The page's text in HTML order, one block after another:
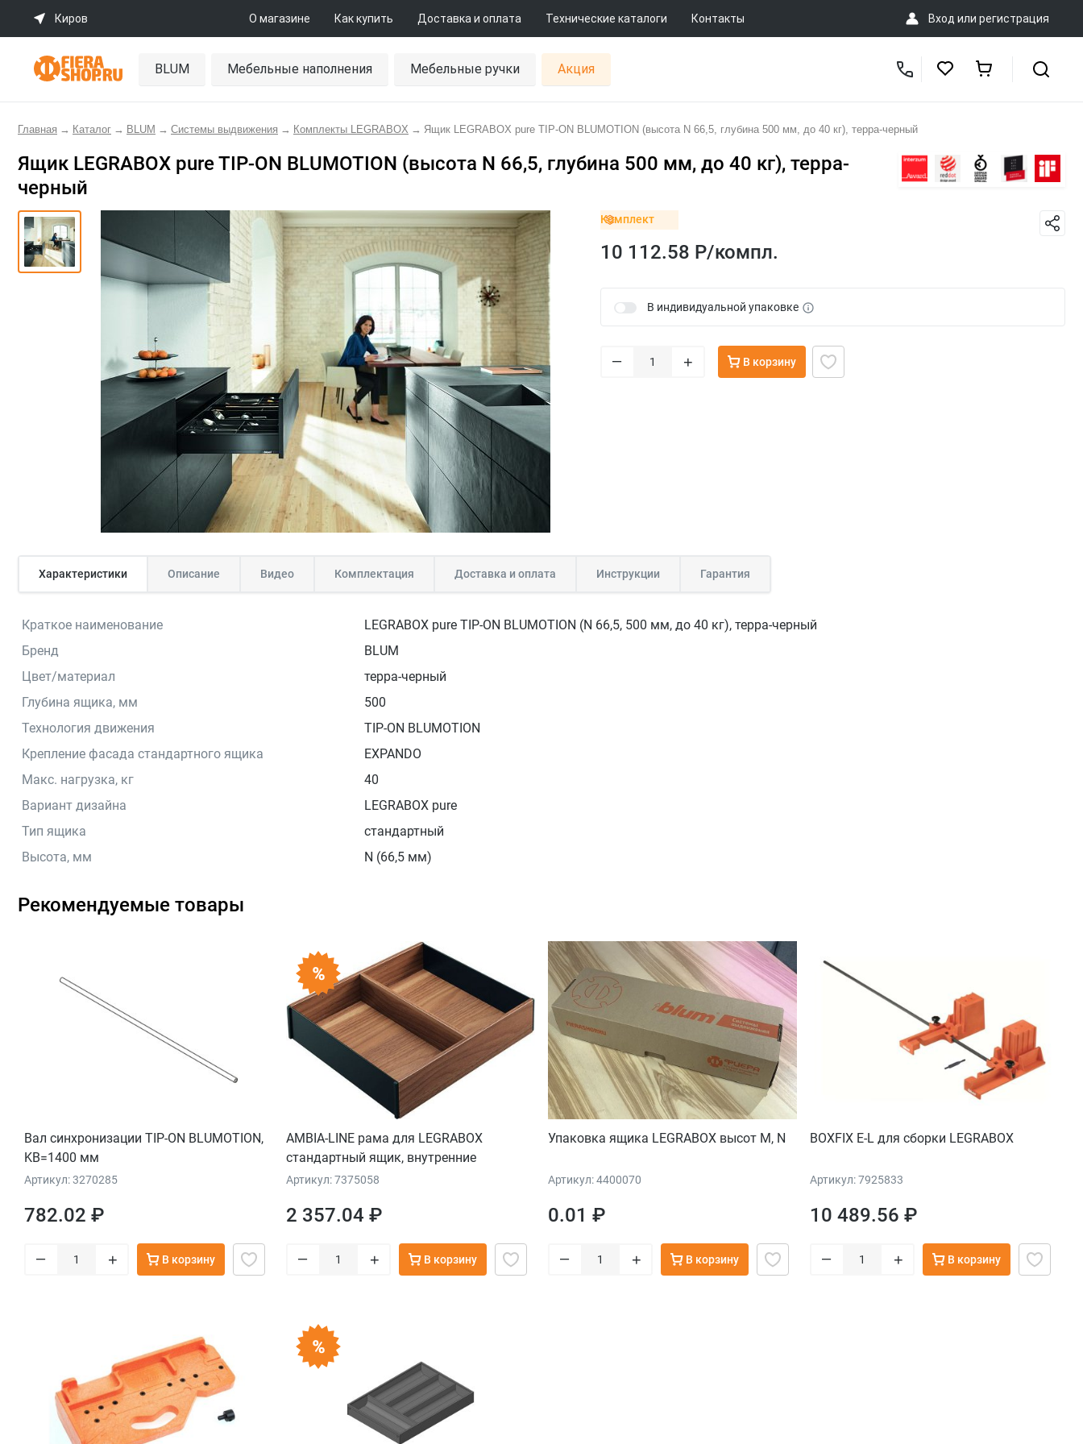
Киров О магазине Как купить Доставка и оплата Технические каталоги Контакты Вход или регистрация
BLUM Мебельные наполнения Мебельные ручки Акция
Главная → Каталог → BLUM → Системы выдвижения → Комплекты LEGRABOX → Ящик LEGRABOX pure TIP-ON BLUMOTION (высота N 66,5, глубина 500 мм, до 40 кг), терра-черный
Ящик LEGRABOX pure TIP-ON BLUMOTION (высота N 66,5, глубина 500 мм, до 40 кг), терра-
черный
Комплект
10 112.58 Р/компл.
В индивидуальной упаковке
– + В корзину
Характеристики Описание Видео Комплектация Доставка и оплата Инструкции Гарантия
Краткое наименование
LEGRABOX pure TIP-ON BLUMOTION (N 66,5, 500 мм, до 40 кг), терра-черный
Бренд
BLUM
Цвет/материал
терра-черный
Глубина ящика, мм
500
Технология движения
TIP-ON BLUMOTION
Крепление фасада стандартного ящика
EXPANDO
Макс. нагрузка, кг
40
Вариант дизайна
LEGRABOX pure
Тип ящика
стандартный
Высота, мм
N (66,5 мм)
Рекомендуемые товары
Вал синхронизации TIP-ON BLUMOTION,
KB=1400 мм
Артикул: 3270285
782.02 ₽
– + В корзину
AMBIA-LINE рама для LEGRABOX
стандартный ящик, внутренние
разделители из дерева, от НД=270 мм,
черный
Артикул: 7375058
2 357.04 ₽
– + В корзину
Упаковка ящика LEGRABOX высот M, N
Артикул: 4400070
0.01 ₽
– + В корзину
BOXFIX E-L для сборки LEGRABOX
Артикул: 7925833
10 489.56 ₽
– + В корзину